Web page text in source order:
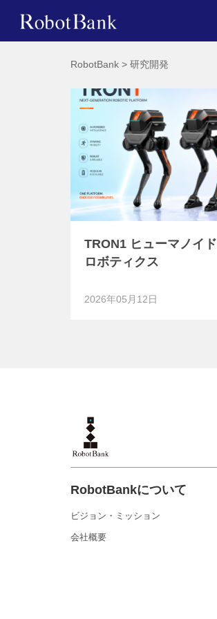
RobotBank > 研究開発
TRON1 ヒューマノイ
ロボティクス
2026年05月12日
RobotBankについて
ビジョン・ミッション
会社概要